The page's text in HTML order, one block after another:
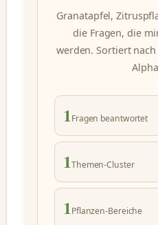
Granatapfel,
die Fragen, die
werden. Sortiert
1Fragen beantwortet
1Themen-Cluster
1Pflanzen-Bereiche